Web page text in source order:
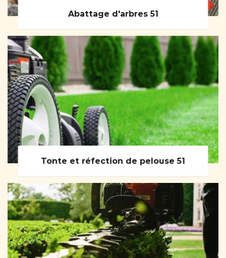
Abattage d'arbres 51
Tonte et réfection de pelouse 51